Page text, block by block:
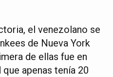
el venezolano se
de Nueva York
de ellas fue en
apenas tenía 20